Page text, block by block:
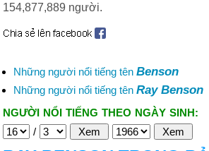
154,877,889 người.
Những người nổi tiếng tên Benson
Những người nổi tiếng tên Ray Benson
NGƯỜI NỔI TIẾNG THEO NGÀY SINH:
/